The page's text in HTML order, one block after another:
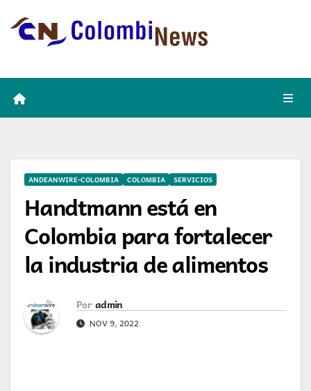
ANDEANWIRE-COLOMBIA COLOMBIA SERVICIOS
Handtmann está en
Colombia para fortalecer
la industria de alimentos
Por admin
NOV 9, 2022